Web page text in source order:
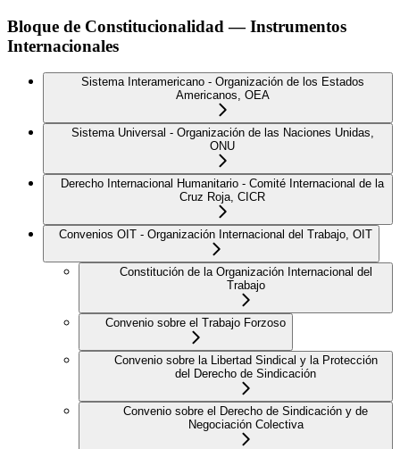
Bloque de Constitucionalidad — Instrumentos
Internacionales
Sistema Interamericano - Organización de los Estados
Americanos, OEA
Sistema Universal - Organización de las Naciones Unidas,
ONU
Derecho Internacional Humanitario - Comité Internacional de la
Cruz Roja, CICR
Convenios OIT - Organización Internacional del Trabajo, OIT
Constitución de la Organización Internacional del
Trabajo
Convenio sobre el Trabajo Forzoso
Convenio sobre la Libertad Sindical y la Protección
del Derecho de Sindicación
Convenio sobre el Derecho de Sindicación y de
Negociación Colectiva